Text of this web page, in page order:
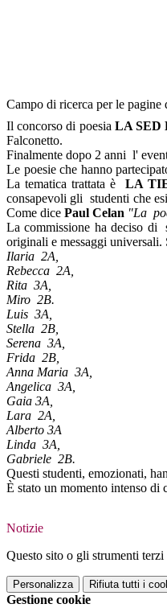
Campo di ricerca per le pagine
Il concorso di poesia LA SED
Falconetto.
Finalmente dopo 2 anni l'
Le poesie che hanno
La tematica trattata è LA
consapevoli gli studenti che
Come dice Paul Celan "La
La commissione ha deciso di
originali e messaggi universali.
Ilaria 2A,
Rebecca 2A,
Rita 3A,
Miro 2B.
Luis 3A,
Stella 2B,
Serena 3A,
Frida 2B,
Anna Maria 3A,
Angelica 3A,
Gaia 3A,
Lara 2A,
Alberto 3A
Linda 3A,
Gabriele 2B.
Questi studenti, emozionati,
È stato un momento intenso
Notizie
Questo sito o gli strumenti
Personalizza Rifiuta tutti i
Gestione cookie